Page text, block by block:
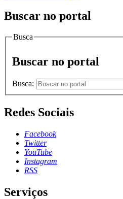
Buscar no portal
Busca
Buscar no portal
Busca:
Redes Sociais
Facebook
Twitter
YouTube
Instagram
RSS
Serviços